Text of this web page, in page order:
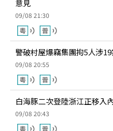
意見
09/08 21:30
警破村屋爆竊集團拘5人涉
09/08 20:55
白海豚二次登陸浙江正移入
09/08 20:43